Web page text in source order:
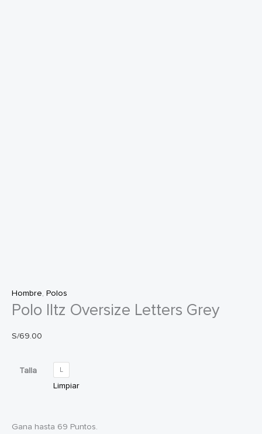
Hombre, Polos
Polo Iltz Oversize Letters Grey
S/69.00
Talla L
Limpiar
Gana hasta 69 Puntos.